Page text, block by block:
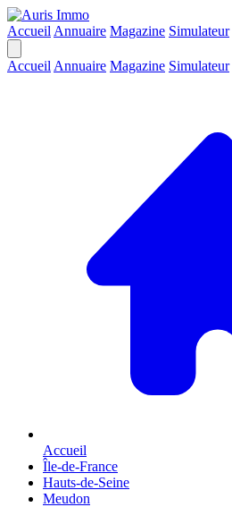
Accueil Annuaire Magazine Simulateur
Accueil Annuaire Magazine Simulateur
Accueil
Île-de-France
Hauts-de-Seine
Meudon